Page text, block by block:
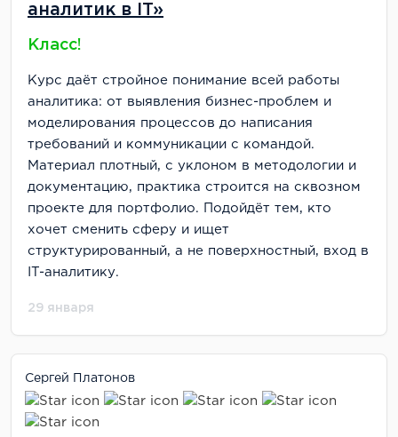
аналитик в IT»
Класс!
Курс даёт стройное понимание всей работы
аналитика: от выявления бизнес-проблем и
моделирования процессов до написания
требований и коммуникации с командой.
Материал плотный, с уклоном в методологии и
документацию, практика строится на сквозном
проекте для портфолио. Подойдёт тем, кто
хочет сменить сферу и ищет
структурированный, а не поверхностный, вход в
IT-аналитику.
29 января
Сергей Платонов